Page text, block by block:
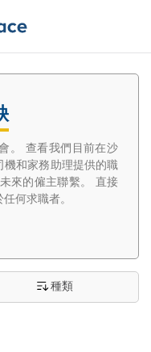
。 查看我們目前在沙
機和家務助理提供的職
來的僱主聯繫。 直接
何求職者。
種類